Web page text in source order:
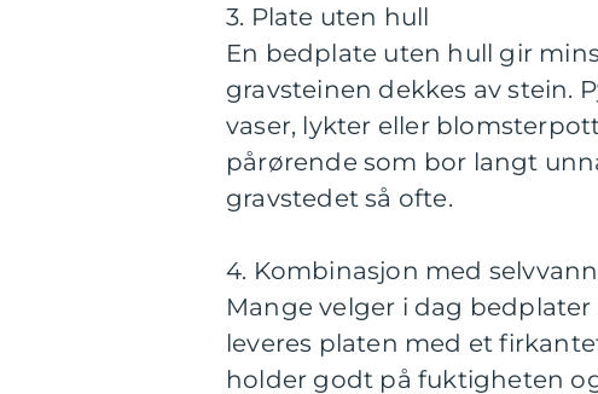
3. Plate uten hull
En bedplate uten hull gir
gravsteinen dekkes av stein.
vaser, lykter eller
pårørende som bor langt
gravstedet så ofte.
4. Kombinasjon med
Mange velger i dag
leveres platen med et
holder godt på fuktigheten